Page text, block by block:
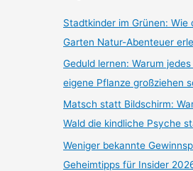
Stadtkinder im Grünen: Wie
Garten Natur-Abenteuer
Geduld lernen: Warum
eigene Pflanze großziehen
Matsch statt Bildschirm:
Wald die kindliche Psyche
Weniger bekannte
Geheimtipps für Insider